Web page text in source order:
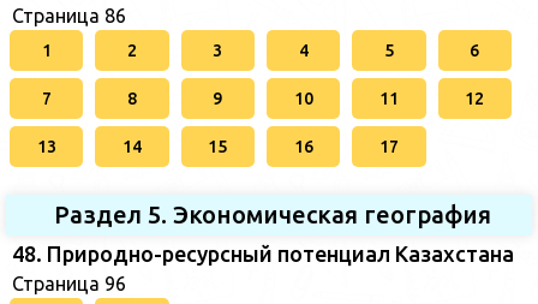
Страница 86
1 2 3 4 5 6
7 8 9 10 11 12
13 14 15 16 17
Раздел 5. Экономическая география
48. Природно-ресурсный потенциал Казахстана
Страница 96